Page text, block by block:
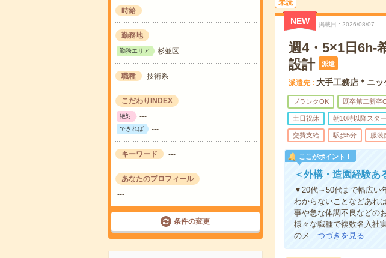
時給 ---
勤務地
勤務エリア 杉並区
職種 技術系
こだわりINDEX
絶対 ---
できれば ---
キーワード ---
あなたのプロフィール
---
条件の変更
未読
NEW 掲載日 2026/08/07
週4・5×1日6h-
設計
派遣
派遣先 大手工務店＊ニ
ブランクOK 既卒第二新卒
土日祝休 朝10時以降スタ
交費支給 駅歩5分 服装
ここがポイント！
＜外構・造園経験あ
▼20代～50代まで幅広い
わからないことなどあれ
事や急な体調不良などの
様々な職種で複数名入社
のメ…つづきを見る